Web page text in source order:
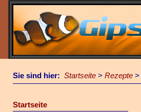
Sie sind hier: Startseite > Rezepte >
Startseite